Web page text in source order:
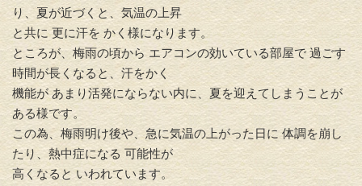
り、夏が近づくと、気温の上昇
と共に 更に汗を かく様になります。
ところが、梅雨の頃から エアコンの効いている部屋で 過ごす
時間が長くなると、汗をかく
機能が あまり活発にならない内に、夏を迎えてしまうことが
ある様です。
この為、梅雨明け後や、急に気温の上がった日に 体調を崩し
たり、熱中症になる 可能性が
高くなると いわれています。